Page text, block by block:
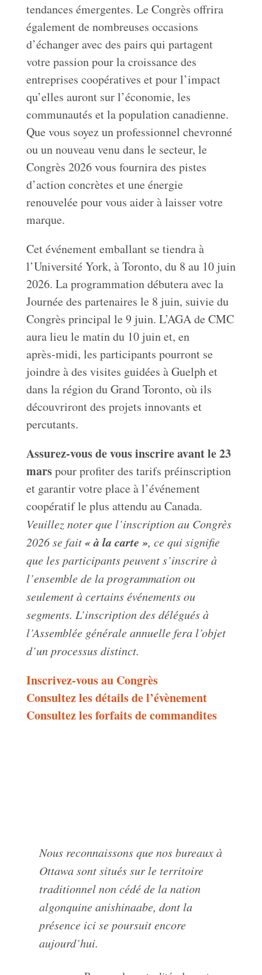
tendances émergentes. Le Congrès offrira
également de nombreuses occasions
d’échanger avec des pairs qui partagent
votre passion pour la croissance des
entreprises coopératives et pour l’impact
qu’elles auront sur l’économie, les
communautés et la population canadienne.
Que vous soyez un professionnel chevronné
ou un nouveau venu dans le secteur, le
Congrès 2026 vous fournira des pistes
d’action concrètes et une énergie
renouvelée pour vous aider à laisser votre
marque.
Cet événement emballant se tiendra à
l’Université York, à Toronto, du 8 au 10 juin
2026. La programmation débutera avec la
Journée des partenaires le 8 juin, suivie du
Congrès principal le 9 juin. L’AGA de CMC
aura lieu le matin du 10 juin et, en
après‑midi, les participants pourront se
joindre à des visites guidées à Guelph et
dans la région du Grand Toronto, où ils
découvriront des projets innovants et
percutants.
Assurez-vous de vous inscrire avant le 23
marspour profiter des tarifs préinscription
et garantir votre place à l’événement
coopératif le plus attendu au Canada.
Veuillez noter que l’inscription au Congrès
2026 se fait« à la carte », ce qui signifie
que les participants peuvent s’inscrire à
l’ensemble de la programmation ou
seulement à certains événements ou
segments. L’inscription des délégués à
l’Assemblée générale annuelle fera l’objet
d’un processus distinct.
Inscrivez-vous au Congrès
Consultez les détails de l’évènement
Consultez les forfaits de commandites
Nous reconnaissons que nos bureaux à
Ottawa sont situés sur le territoire
traditionnel non cédé de la nation
algonquine anishinaabe, dont la
présence ici se poursuit encore
aujourd’hui.